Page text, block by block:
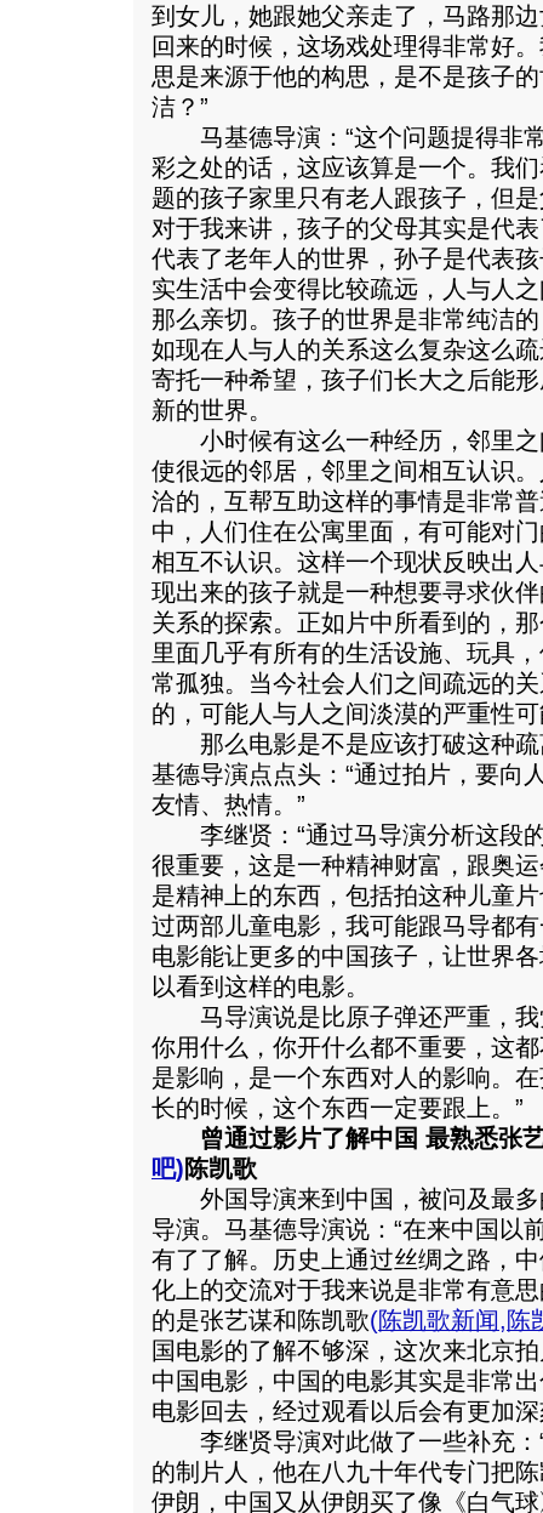
到女儿，她跟她父亲走了，马路那
回来的时候，这场戏处理得非常好
思是来源于他的构思，是不是孩子
洁？”
马基德导演：“这个问题提得非
彩之处的话，这应该算是一个。我
题的孩子家里只有老人跟孩子，但
对于我来讲，孩子的父母其实是代
代表了老年人的世界，孙子是代表
实生活中会变得比较疏远，人与人
那么亲切。孩子的世界是非常纯洁
如现在人与人的关系这么复杂这么
寄托一种希望，孩子们长大之后能
新的世界。
小时候有这么一种经历，邻里之
使很远的邻居，邻里之间相互认识
洽的，互帮互助这样的事情是非常
中，人们住在公寓里面，有可能对
相互不认识。这样一个现状反映出
现出来的孩子就是一种想要寻求伙
关系的探索。正如片中所看到的，
里面几乎有所有的生活设施、玩具
常孤独。当今社会人们之间疏远的
的，可能人与人之间淡漠的严重性
那么电影是不是应该打破这种疏
基德导演点点头：“通过拍片，要向
友情、热情。”
李继贤：“通过马导演分析这段
很重要，这是一种精神财富，跟奥
是精神上的东西，包括拍这种儿童
过两部儿童电影，我可能跟马导都
电影能让更多的中国孩子，让世界
以看到这样的电影。
马导演说是比原子弹还严重，我
你用什么，你开什么都不重要，这
是影响，是一个东西对人的影响。
长的时候，这个东西一定要跟上。”
曾通过影片了解中国 最熟悉张
吧)陈凯歌
外国导演来到中国，被问及最多
导演。马基德导演说：“在来中国以
有了了解。历史上通过丝绸之路，
化上的交流对于我来说是非常有意
的是张艺谋和陈凯歌(陈凯歌新闻,陈
国电影的了解不够深，这次来北京
中国电影，中国的电影其实是非常
电影回去，经过观看以后会有更加
李继贤导演对此做了一些补充：
的制片人，他在八九十年代专门把
伊朗，中国又从伊朗买了像《白气